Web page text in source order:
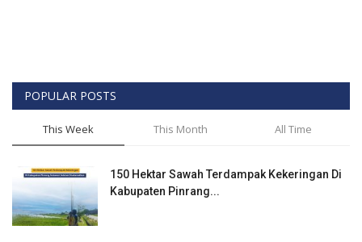
POPULAR POSTS
This Week This Month All Time
150 Hektar Sawah Terdampak Kekeringan Di
Kabupaten Pinrang...